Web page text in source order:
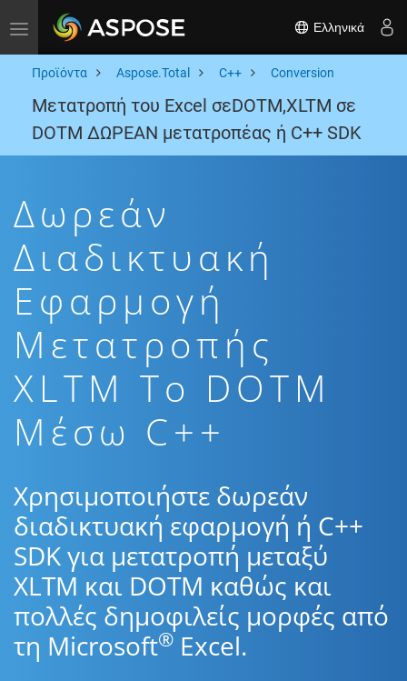
Toggle navigation Ελληνικά
Προϊόντα Aspose.Total C++ Conversion
Μετατροπή του Excel σεDOTM,XLTM σε
DOTM ΔΩΡΕΑΝ μετατροπέας ή C++ SDK
Δωρεάν
Διαδικτυακή
Εφαρμογή
Μετατροπής
XLTM To DOTM
Μέσω C++
Χρησιμοποιήστε δωρεάν
διαδικτυακή εφαρμογή ή C++
SDK για μετατροπή μεταξύ
XLTM και DOTM καθώς και
πολλές δημοφιλείς μορφές από
τη Microsoft® Excel.